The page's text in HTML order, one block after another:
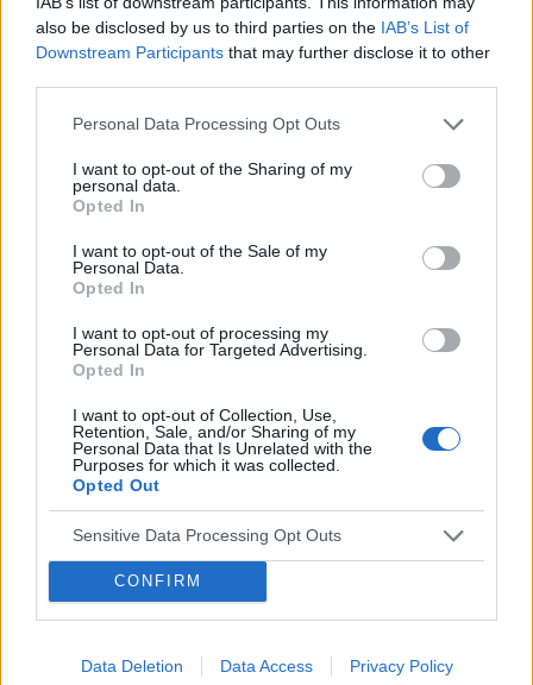
also be disclosed by us to third parties on the IAB’s List of
Downstream Participants that may further disclose it to other
Personal Data Processing Opt Outs
I want to opt-out of the Sharing of my
personal data.
Opted In
I want to opt-out of the Sale of my
Personal Data.
Opted In
I want to opt-out of processing my
Personal Data for Targeted Advertising.
Opted In
I want to opt-out of Collection, Use,
Retention, Sale, and/or Sharing of my
Personal Data that Is Unrelated with the
Purposes for which it was collected.
Opted Out
Sensitive Data Processing Opt Outs
CONFIRM
Data Deletion Data Access Privacy Policy
wszystko już raczej powinno się uregulować co
nie? ).
tosiapolak
Wypadanie włosów po odstawieniu
Cześć, Odstawiłam tabletki antykoncepcyjne 3
miesiace temu, cykle powróciły regularne,
zwiększone wypadanie włosów oraz pieczenie
skory glowy przy dotyku. Kiedy u Was po
zmniejszyło wypadanie włosów? Też miałyście
takie problemy?
Forum:Ginekologia - forum dla rodziny i
POWIĄZANE
Tematy przezierność karkowa spirala
embolizacja mięśniaków macicy